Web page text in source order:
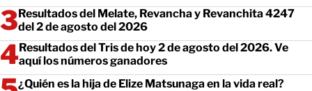
Resultados del Melate, Revancha y Revanchita 4247
del 2 de agosto del 2026
Resultados del Tris de hoy 2 de agosto del 2026. Ve
aquí los números ganadores
¿Quién es la hija de Elize Matsunaga en la vida real?